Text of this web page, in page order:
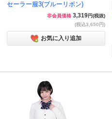
セーラー服3(ブルーリボン)
非会員価格 3,319円(税抜)
(税込3,650円)
お気に入り追加